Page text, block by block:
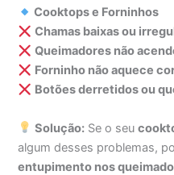
Cooktops e Forninhos
Chamas baixas ou
Queimadores não
Forninho não aquece
Botões derretidos ou
Solução: Se o seu
algum desses problemas,
entupimento nos